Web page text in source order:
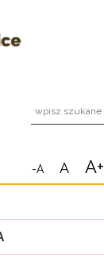
-A A A+